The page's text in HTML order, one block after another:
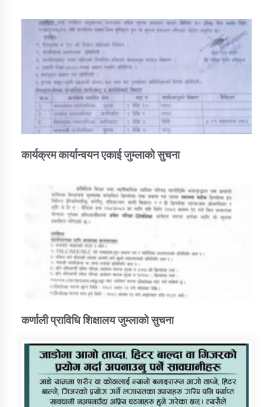
कार्यक्रम कार्यान्वयन एकाई जुम्लाको सुचना
कर्णाली प्राविधि शिक्षालय जुम्लाको सुचना